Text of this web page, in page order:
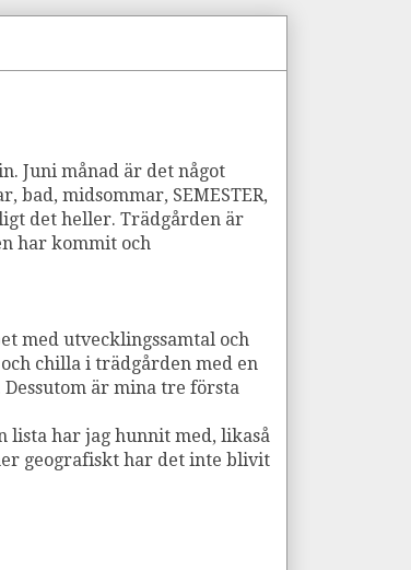
Juni månad är det något
bad, midsommar, SEMESTER,
det heller. Trädgården är
har kommit och
med utvecklingssamtal och
chilla i trädgården med en
är mina tre första
lista har jag hunnit med, likaså
geografiskt har det inte blivit